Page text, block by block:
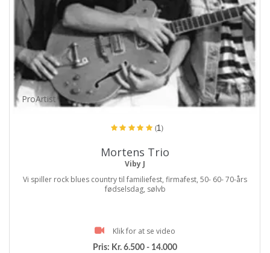
ProArtist
(1)
Mortens Trio
Viby J
Vi spiller rock blues country til familiefest, firmafest, 50- 60- 70-års
fødselsdag, sølvb
Klik for at se video
Pris: Kr. 6.500 - 14.000